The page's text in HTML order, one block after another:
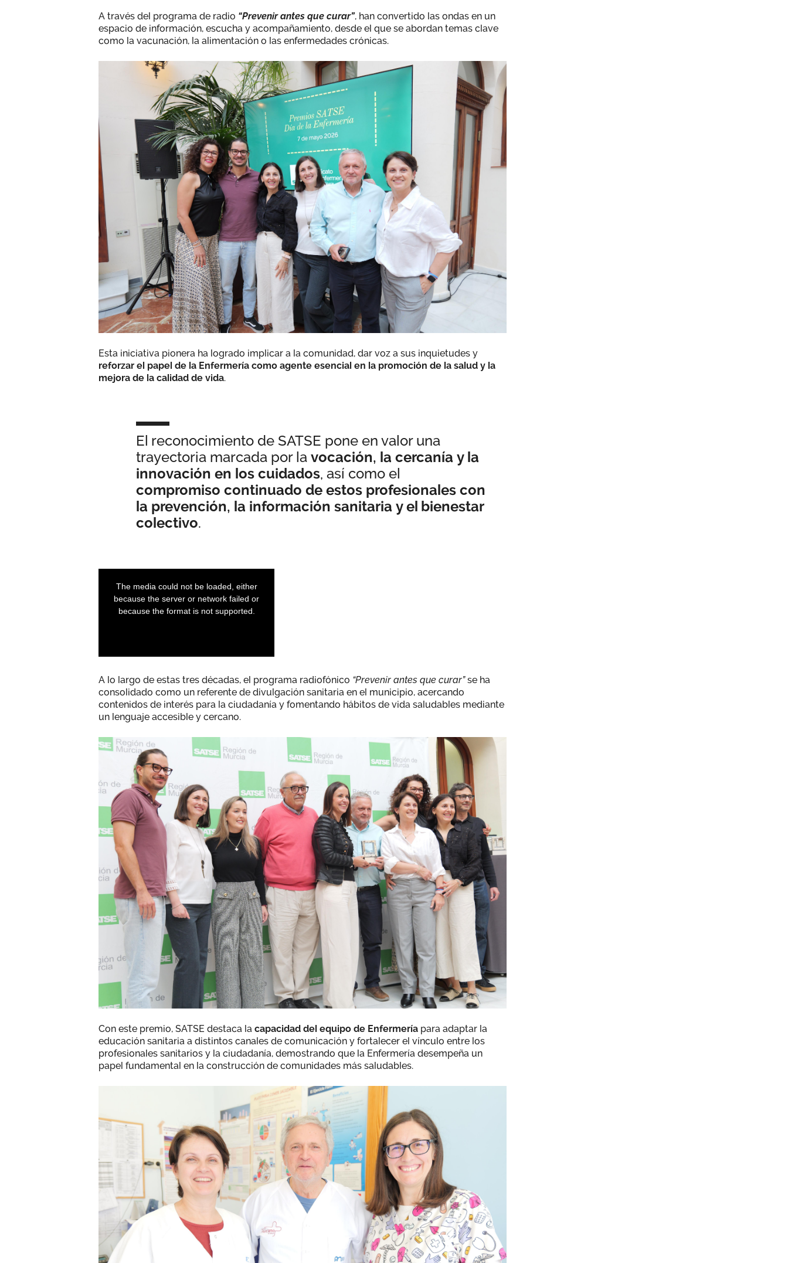
A través del programa de radio “Prevenir antes que curar”, han convertido las ondas en un
espacio de información, escucha y acompañamiento, desde el que se abordan temas clave
como la vacunación, la alimentación o las enfermedades crónicas.
Esta iniciativa pionera ha logrado implicar a la comunidad, dar voz a sus inquietudes y
reforzar el papel de la Enfermería como agente esencial en la promoción de la salud y la
mejora de la calidad de vida.
El reconocimiento de SATSE pone en valor una
trayectoria marcada por la vocación, la cercanía y la
innovación en los cuidados, así como el
compromiso continuado de estos profesionales con
la prevención, la información sanitaria y el bienestar
colectivo.
A lo largo de estas tres décadas, el programa radiofónico “Prevenir antes que curar”se ha
consolidado como un referente de divulgación sanitaria en el municipio, acercando
contenidos de interés para la ciudadanía y fomentando hábitos de vida saludables mediante
un lenguaje accesible y cercano.
Con este premio, SATSE destaca la capacidad del equipo de Enfermería para adaptar la
educación sanitaria a distintos canales de comunicación y fortalecer el vínculo entre los
profesionales sanitarios y la ciudadanía, demostrando que la Enfermería desempeña un
papel fundamental en la construcción de comunidades más saludables.